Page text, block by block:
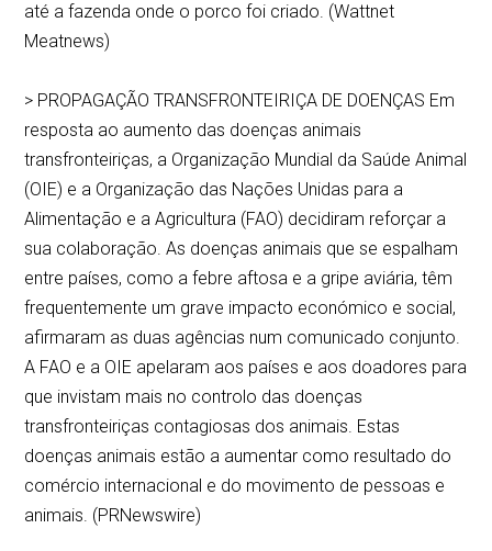
até a fazenda onde o porco foi criado. (Wattnet
Meatnews)
> PROPAGAÇÃO TRANSFRONTEIRIÇA DE DOENÇAS Em
resposta ao aumento das doenças animais
transfronteiriças, a Organização Mundial da Saúde Animal
(OIE) e a Organização das Nações Unidas para a
Alimentação e a Agricultura (FAO) decidiram reforçar a
sua colaboração. As doenças animais que se espalham
entre países, como a febre aftosa e a gripe aviária, têm
frequentemente um grave impacto económico e social,
afirmaram as duas agências num comunicado conjunto.
A FAO e a OIE apelaram aos países e aos doadores para
que invistam mais no controlo das doenças
transfronteiriças contagiosas dos animais. Estas
doenças animais estão a aumentar como resultado do
comércio internacional e do movimento de pessoas e
animais. (PRNewswire)